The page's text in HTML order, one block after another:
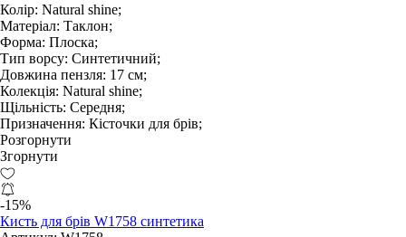
Колір: Natural shine;
Матеріал: Таклон;
Форма: Плоска;
Тип ворсу: Синтетичний;
Довжина пензля: 17 см;
Колекція: Natural shine;
Щільність: Середня;
Призначення: Кісточки для брів;
Розгорнути
Згорнути
-15%
Кисть для брів W1758 синтетика